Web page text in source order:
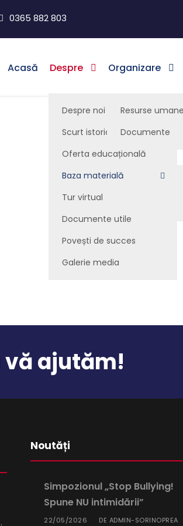
0365 882 803
Acasă Despre
Despre noi
Scurt istoric
Oferta educațională
Baza materială
Tur virtual
Documente utile
Povești de succes
Galerie media
Organizare
Resurse umane
Documente
Baza
vă ajutăm!
Noutăți
Simpozionul „Stop Bullying!
Spune NU intimidării”
22/05/2026 DE ADMIN-SORINOPREA